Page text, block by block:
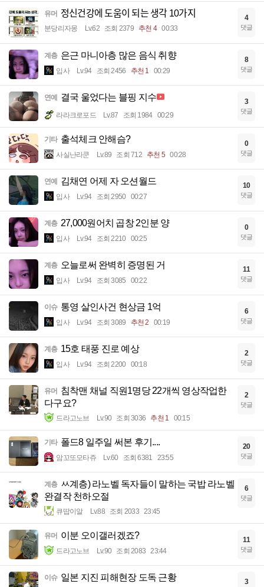
유머 정신건강에 도움이 되는 생각 10가지
분당리자몽 Lv.62 조회 2379 추천 4 00:33
4
댓글
계층 은근 마니아층 많은 음식 취향
입사 Lv.94 조회 2456 추천 1 00:29
8
댓글
연예 결국 울었다는 블핑 지수
라라크로포드 Lv.87 조회 1984 00:29
3
댓글
기타 출석체크 안해슴?
사실난라쿤 Lv.89 조회 712 추천 5 00:28
0
댓글
연예 김채연 어제 자 오션월드
입사 Lv.94 조회 2950 00:27
10
댓글
계층 27,000원어치 곱창 2인분 양
입사 Lv.94 조회 2210 00:25
0
댓글
계층 오늘로써 완벽히 증명된 거
입사 Lv.94 조회 3085 00:22
11
댓글
이슈 통영 살인사건 현상금 1억
입사 Lv.94 조회 3089 추천 2 00:19
6
댓글
계층 15호 태풍 진로 예상
입사 Lv.94 조회 2200 00:18
2
댓글
유머 침착맨 채널 직원1명당 22개씩 영상작업한
다구요?
드라고노브 Lv.90 조회 3036 추천 1 00:15
2
댓글
기타 폴드8 일주일 써본 후기....
암꼬또모타쥬 Lv.60 조회 6381 23:55
20
댓글
계층 ㅆ계층) 라노벨 독자들이 말하는 국밥 라노벨
완결작 천하오절
큐땁이알 Lv.88 조회 2033 23:45
6
댓글
유머 이분 오이갤러겠죠?
드라고노브 Lv.90 조회 2083 23:44
11
댓글
이슈 일본 지진 피해현장 도독 근황 3